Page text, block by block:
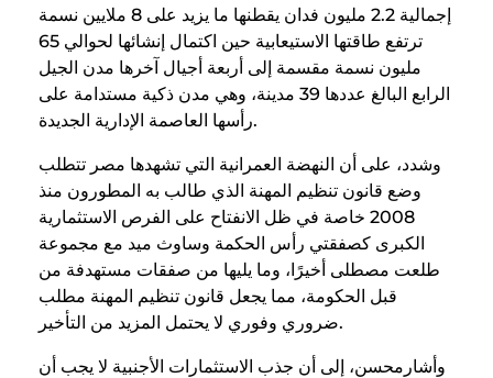
إجمالية 2.2 مليون فدان يقطنها ما يزيد على 8 ملايين نسمة
ترتفع طاقتها الاستيعابية حين اكتمال إنشائها لحوالي 65
مليون نسمة مقسمة إلى أربعة أجيال آخرها مدن الجيل
الرابع البالغ عددها 39 مدينة، وهي مدن ذكية مستدامة على
رأسها العاصمة الإدارية الجديدة.
وشدد، على أن النهضة العمرانية التي تشهدها مصر تتطلب
وضع قانون تنظيم المهنة الذي طالب به المطورون منذ
2008 خاصة في ظل الانفتاح على الفرص الاستثمارية
الكبرى كصفقتي رأس الحكمة وساوث ميد مع مجموعة
طلعت مصطلى أخيرًا، وما يليها من صفقات مستهدفة من
قبل الحكومة، مما يجعل قانون تنظيم المهنة مطلب
ضروري وفوري لا يحتمل المزيد من التأخير.
وأشارمحسن، إلى أن جذب الاستثمارات الأجنبية لا يجب أن